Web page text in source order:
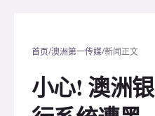
首页/澳洲第一传媒/新闻正文
小心! 澳洲银